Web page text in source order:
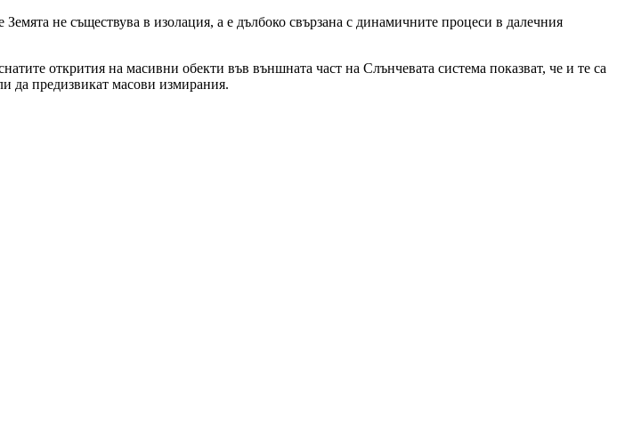
не съществува в изолация, а е дълбоко свързана с динамичните процеси в далечния
открития на масивни обекти във външната част на Слънчевата система показват, че и те са
да предизвикат масови измирания.